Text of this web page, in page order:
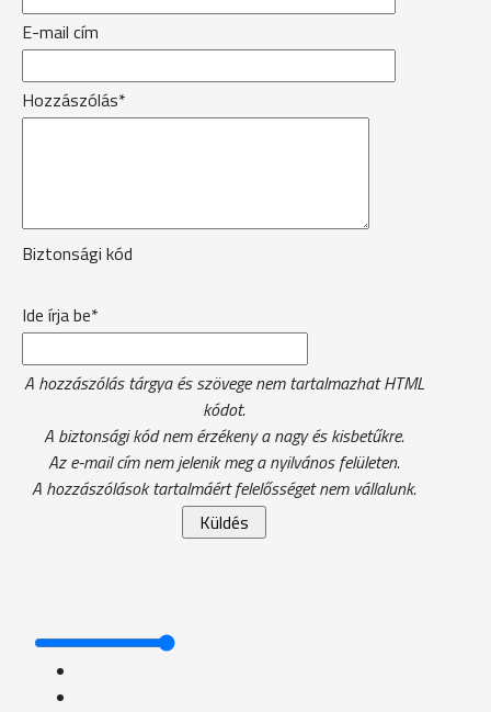
E-mail cím
Hozzászólás*
Biztonsági kód
Ide írja be*
A hozzászólás tárgya és szövege nem tartalmazhat HTML
kódot.
A biztonsági kód nem érzékeny a nagy és kisbetűkre.
Az e-mail cím nem jelenik meg a nyilvános felületen.
A hozzászólások tartalmáért felelősséget nem vállalunk.